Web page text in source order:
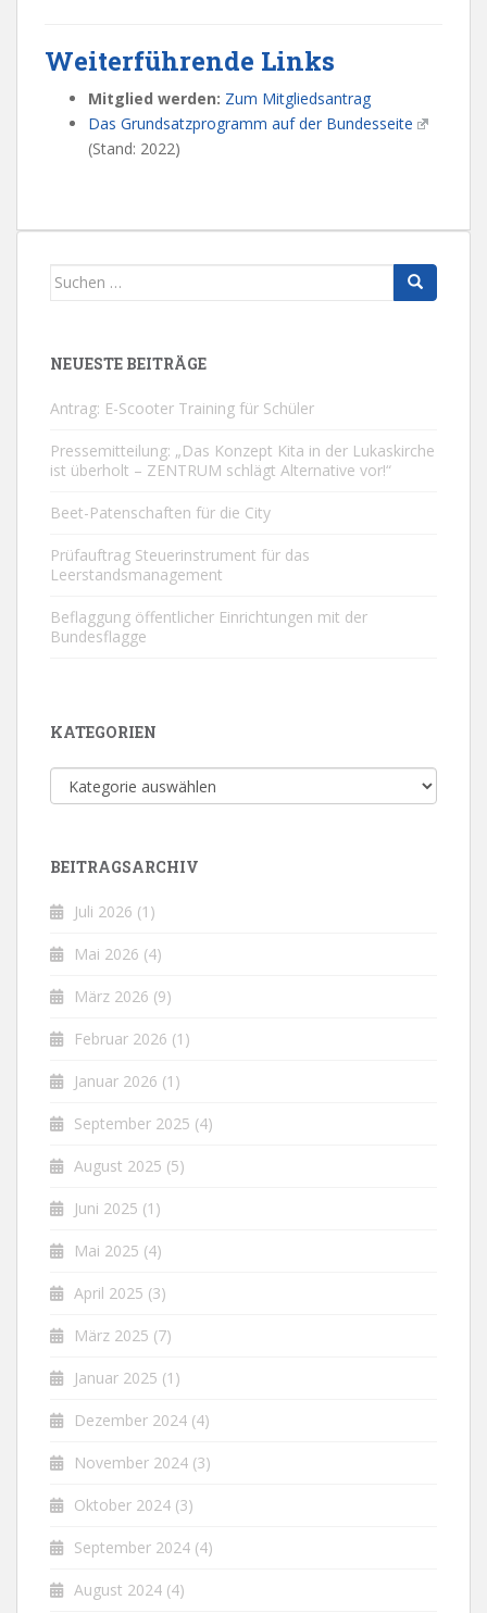
Weiterführende Links
Mitglied werden: Zum Mitgliedsantrag
Das Grundsatzprogramm auf der Bundesseite
(Stand: 2022)
Suchen
NEUESTE BEITRÄGE
Antrag: E-Scooter Training für Schüler
Pressemitteilung: „Das Konzept Kita in der Lukaskirche
ist überholt – ZENTRUM schlägt Alternative vor!“
Beet-Patenschaften für die City
Prüfauftrag Steuerinstrument für das
Leerstandsmanagement
Beflaggung öffentlicher Einrichtungen mit der
Bundesflagge
KATEGORIEN
Kategorien
BEITRAGSARCHIV
Juli 2026 (1)
Mai 2026 (4)
März 2026 (9)
Februar 2026 (1)
Januar 2026 (1)
September 2025 (4)
August 2025 (5)
Juni 2025 (1)
Mai 2025 (4)
April 2025 (3)
März 2025 (7)
Januar 2025 (1)
Dezember 2024 (4)
November 2024 (3)
Oktober 2024 (3)
September 2024 (4)
August 2024 (4)